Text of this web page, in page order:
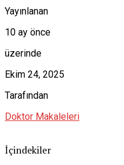
Yayınlanan
10 ay önce
üzerinde
Ekim 24, 2025
Tarafından
Doktor Makaleleri
İçindekiler